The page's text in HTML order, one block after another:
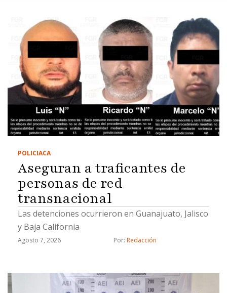
POLICIACA
Aseguran a traficantes de
personas de red
transnacional
Las detenciones ocurrieron en Guanajuato, Jalisco
y Baja California
Agosto 7, 2026 Por: Redacción